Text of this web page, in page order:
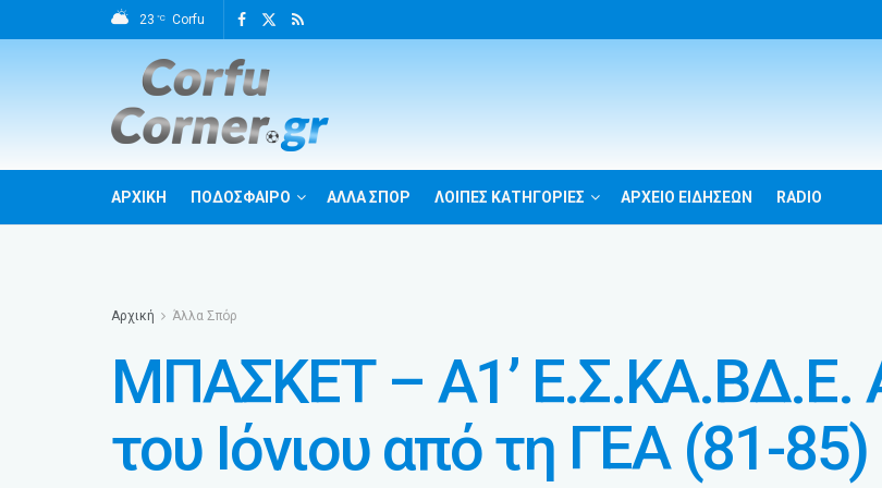
23 °C Corfu
ΑΡΧΙΚΗ ΠΟΔΟΣΦΑΙΡΟ ΑΛΛΑ ΣΠΟΡ ΛΟΙΠΕΣ ΚΑΤΗΓΟΡΙΕΣ ΑΡΧΕΙΟ ΕΙΔΗΣΕΩΝ RADIO
Αρχική Άλλα Σπόρ
ΜΠΑΣΚΕΤ – Α1’
του Ιόνιου από τη ΓΕΑ (81-85)